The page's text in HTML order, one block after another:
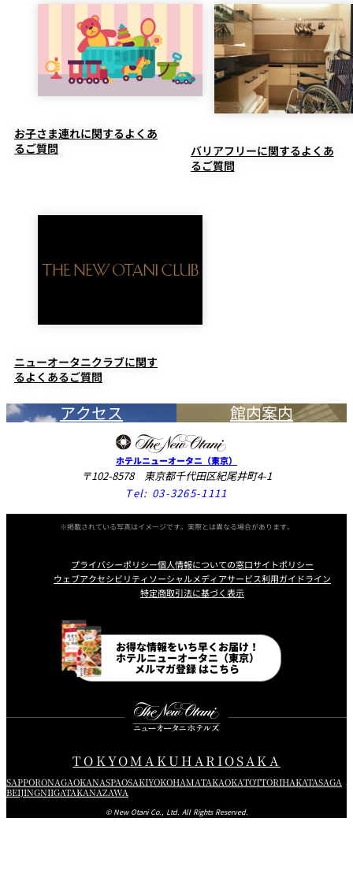
お子さま連れに関するよくあ
るご質問
バリアフリーに関するよくあ
るご質問
ニューオータニクラブに関す
るよくあるご質問
アクセス 館内案内
ホテルニューオータニ（東京）
〒102-8578 東京都千代田区紀尾井町4-1
Tel: 03-3265-1111
※掲載されている写真はイメージです。実際とは異なる場合があります。
プライバシーポリシー個人情報についての窓口サイトポリシー
ウェブアクセシビリティソーシャルメディアサービス利用ガイドライン
特定商取引法に基づく表示
お得な情報をいち早くお届け！
ホテルニューオータニ（東京）
メルマガ登録 はこちら
TOKYOMAKUHARIOSAKA
SAPPORONAGAOKANASPAOSAKIYOKOHAMATAKAOKATOTTORIHAKATASAGA
BEIJINGNIIGATAKANAZAWA
© New Otani Co., Ltd. All Rights Reserved.